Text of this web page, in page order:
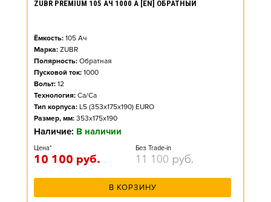
ZUBR PREMIUM 105 АЧ 1000 А [EN] ОБРАТНЫЙ
Ёмкость: 105 Ач
Марка: ZUBR
Полярность: Обратная
Пусковой ток: 1000
Вольт: 12
Технология: Ca/Ca
Тип корпуса: L5 (353x175x190) EURO
Размер, мм: 353x175x190
Наличие: В наличии
Цена*
10 100 руб.
Без Trade-in
11 100 руб.
В КОРЗИНУ